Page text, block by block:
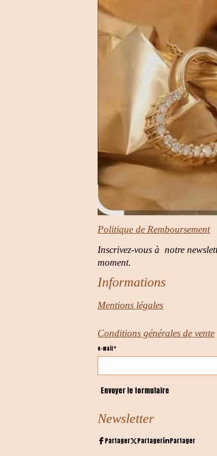
Politique de Remboursement
Inscrivez-vous à notre
moment.
Informations
Mentions légales
Conditions générales de vente
e-mail *
Envoyer le formulaire
Newsletter
Partager Partager Partager